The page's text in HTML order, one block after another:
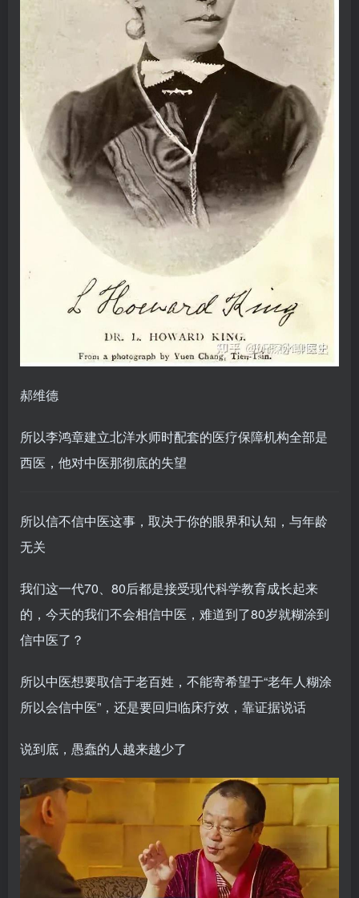
郝维德
所以李鸿章建立北洋水师时配套的医疗保障机构全部是
西医，他对中医那彻底的失望
所以信不信中医这事，取决于你的眼界和认知，与年龄
无关
我们这一代70、80后都是接受现代科学教育成长起来
的，今天的我们不会相信中医，难道到了80岁就糊涂到
信中医了？
所以中医想要取信于老百姓，不能寄希望于“老年人糊涂
所以会信中医”，还是要回归临床疗效，靠证据说话
说到底，愚蠢的人越来越少了